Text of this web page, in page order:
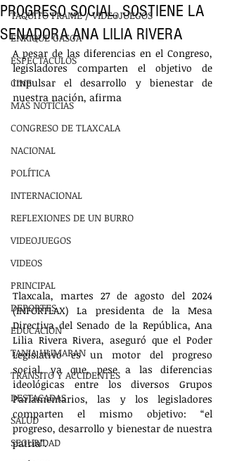
TAQUITO FRAME / VIDEOJUEGOS
ENRIQUE GASGA
ESPECTACULOS
CINE
MÁS NOTÍCIAS
CONGRESO DE TLAXCALA
NACIONAL
POLÍTICA
INTERNACIONAL
REFLEXIONES DE UN BURRO
VIDEOJUEGOS
VIDEOS
PRINCIPAL
DEPORTES
EDUCACIÓN
TANIA HUMARAN
TRÁNSITO Y ACCIDENTES
DESTACADAS
SALUD
SEGURIDAD
PROGRESO SOCIAL, SOSTIENE LA
SENADORA ANA LILIA RIVERA
A pesar de las diferencias en el Congreso,
legisladores comparten el objetivo de
impulsar el desarrollo y bienestar de
nuestra nación, afirma
Tlaxcala, martes 27 de agosto del 2024
(INFORTLAX) La presidenta de la Mesa
Directiva del Senado de la República, Ana
Lilia Rivera Rivera, aseguró que el Poder
Legislativo es un motor del progreso
social, ya que, pese a las diferencias
ideológicas entre los diversos Grupos
Parlamentarios, las y los legisladores
comparten el mismo objetivo: “el
progreso, desarrollo y bienestar de nuestra
patria”.